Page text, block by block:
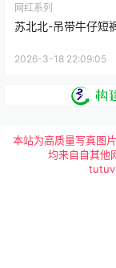
网红系列
苏北北-吊带牛仔短
2026-3-18 22:09:05
本站为高质量写真图
均来自自其他